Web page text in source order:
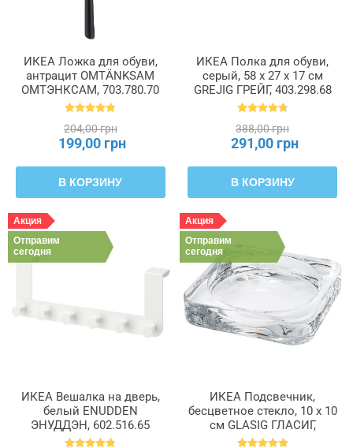
ИКЕА Ложка для обуви,
антрацит OMTÄNKSAM
ОМТЭНКСАМ, 703.780.70
204,00 грн
199,00 грн
В КОРЗИНУ
ИКЕА Полка для обуви,
серый, 58 x 27 x 17 см
GREJIG ГРЕЙГ, 403.298.68
388,00 грн
291,00 грн
В КОРЗИНУ
Акция
Отправим
сегодня
ИКЕА Вешалка на дверь,
белый ENUDDEN
ЭНУДДЭН, 602.516.65
Акция
Отправим
сегодня
ИКЕА Подсвечник,
бесцветное стекло, 10 x 10
см GLASIG ГЛАСИГ,
602.591.43